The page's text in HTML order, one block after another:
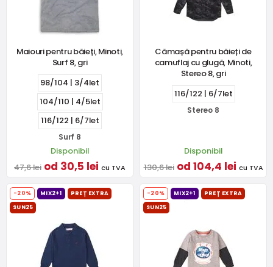
Maiouri pentru băieți, Minoti,
Surf 8, gri
98/104 | 3/4let
104/110 | 4/5let
116/122 | 6/7let
Surf 8
Disponibil
47,6 lei od 30,5 lei cu TVA
Cămașă pentru băieți de
camuflaj cu glugă, Minoti,
Stereo 8, gri
116/122 | 6/7let
Stereo 8
Disponibil
130,6 lei od 104,4 lei cu TVA
-20% MIX2+1
PREȚ EXTRA
SUN25
-20% MIX2+1
PREȚ EXTRA
SUN25